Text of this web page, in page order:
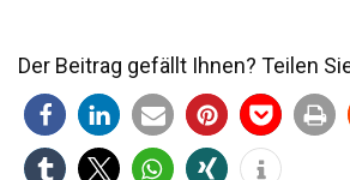
Der Beitrag gefällt Ihnen? Teilen